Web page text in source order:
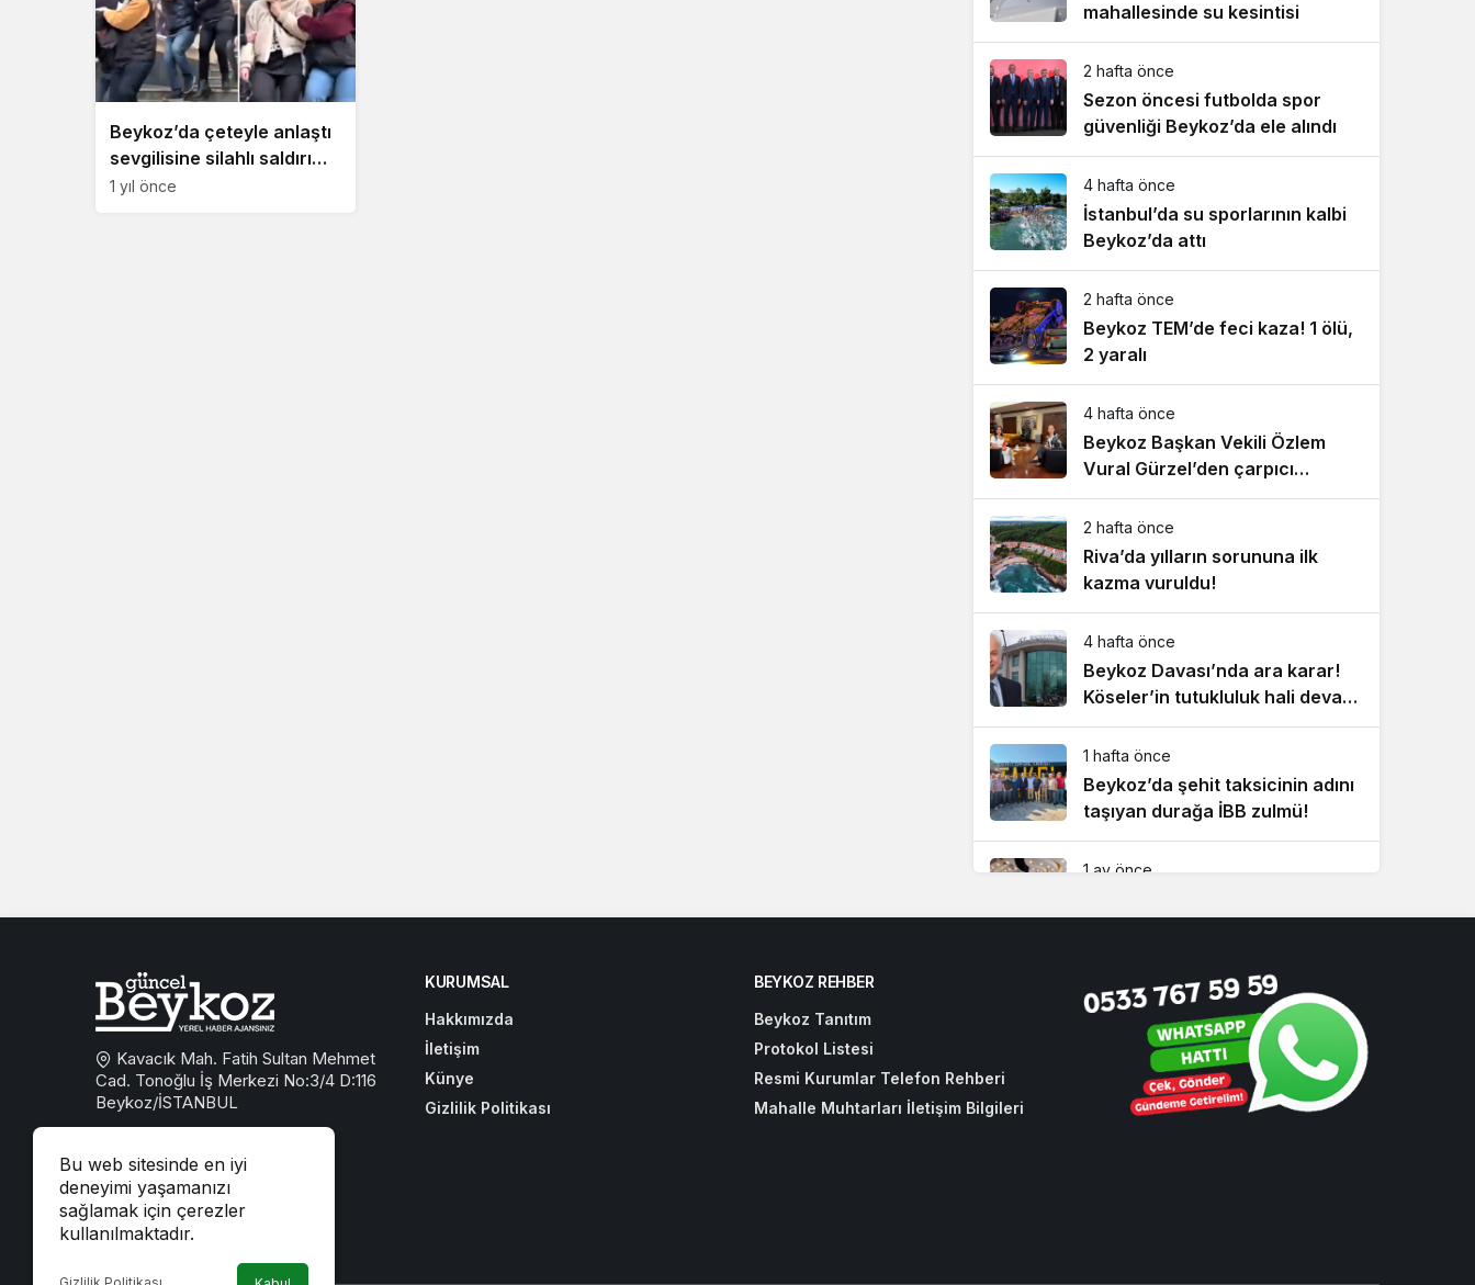
Beykoz’da çeteyle anlaştı
sevgilisine silahlı saldırı
yaptırdı!
1 yıl önce
mahallesinde su kesintisi
2 hafta önce
Sezon öncesi futbolda spor
güvenliği Beykoz’da ele alındı
4 hafta önce
İstanbul’da su sporlarının kalbi
Beykoz’da attı
2 hafta önce
Beykoz TEM’de feci kaza! 1 ölü,
2 yaralı
4 hafta önce
Beykoz Başkan Vekili Özlem
Vural Gürzel’den çarpıcı
açıklamalar!
2 hafta önce
Riva’da yılların sorununa ilk
kazma vuruldu!
4 hafta önce
Beykoz Davası’nda ara karar!
Köseler’in tutukluluk hali devam
ediyor!
1 hafta önce
Beykoz’da şehit taksicinin adını
taşıyan durağa İBB zulmü!
1 ay önce
3 hafta önce
Beykoz’da kuralsız sürücülere
ceza yağdı
Bu web sitesinde en iyi
deneyimi yaşamanızı
sağlamak için çerezler
kullanılmaktadır.
Kavacık Mah. Fatih Sultan Mehmet
Cad. Tonoğlu İş Merkezi No:3/4 D:116
Beykoz/İSTANBUL
beykozguncel@gmail.com
iletisim@beykozguncel.com
KURUMSAL
Hakkımızda
İletişim
Künye
Gizlilik Politikası
BEYKOZ REHBER
Beykoz Tanıtım
Protokol Listesi
Resmi Kurumlar Telefon Rehberi
Mahalle Muhtarları İletişim Bilgileri